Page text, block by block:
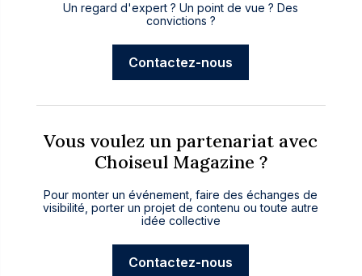
Un regard d'expert ? Un point de vue ? Des
convictions ?
Contactez-nous
Vous voulez un partenariat avec
Choiseul Magazine ?
Pour monter un événement, faire des échanges de
visibilité, porter un projet de contenu ou toute autre
idée collective
Contactez-nous